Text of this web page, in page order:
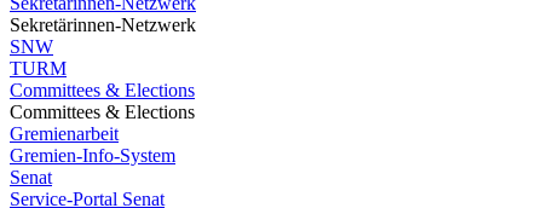
Sekretärinnen-Netzwerk
SNW
TURM
Committees & Elections
Committees & Elections
Gremienarbeit
Gremien-Info-System
Senat
Service-Portal Senat